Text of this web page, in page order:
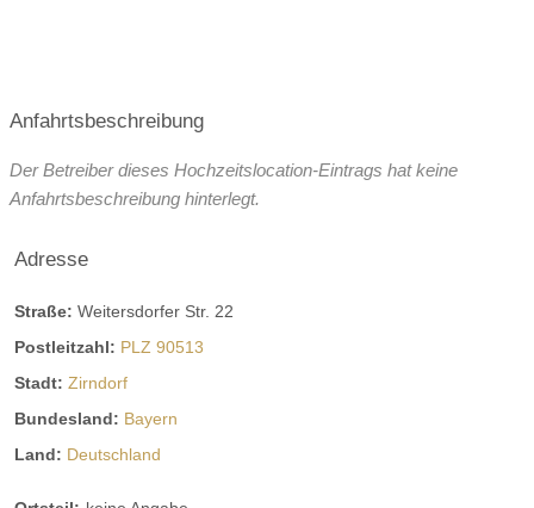
Anfahrtsbeschreibung
Der Betreiber dieses Hochzeitslocation-Eintrags hat keine
Anfahrtsbeschreibung hinterlegt.
Adresse
Straße: Weitersdorfer Str. 22
Postleitzahl: PLZ 90513
Stadt: Zirndorf
Bundesland: Bayern
Land: Deutschland